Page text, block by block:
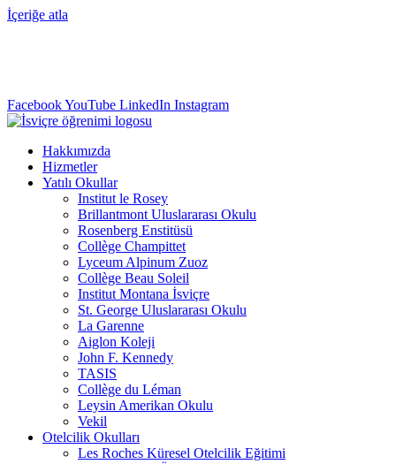
İçeriğe atla
FacebookYouTube LinkedIn Instagram
Hakkımızda
Hizmetler
Yatılı Okullar
Institut le Rosey
Brillantmont Uluslararası Okulu
Rosenberg Enstitüsü
Collège Champittet
Lyceum Alpinum Zuoz
Collège Beau Soleil
Institut Montana İsviçre
St. George Uluslararası Okulu
La Garenne
Aiglon Koleji
John F. Kennedy
TASIS
Collège du Léman
Leysin Amerikan Okulu
Vekil
Otelcilik Okulları
Les Roches Küresel Otelcilik Eğitimi